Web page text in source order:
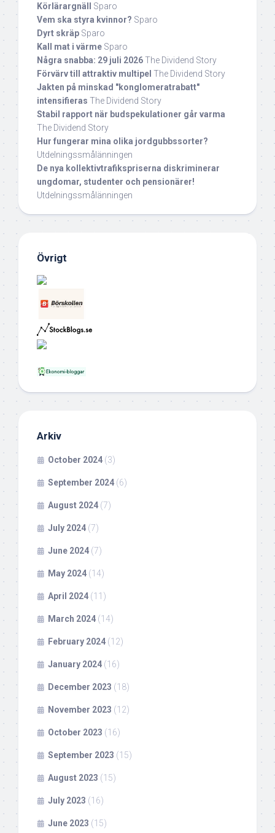
Körlärargnäll
Sparo
Vem ska styra kvinnor? Sparo
Dyrt skräp Sparo
Kall mat i värme Sparo
Några snabba: 29 juli 2026The Dividend Story
Förvärv till attraktiv multipel The Dividend Story
Jakten på minskad "konglomeratrabatt"
intensifieras The Dividend Story
Stabil rapport när budspekulationer går varma
The Dividend Story
Hur fungerar mina olika jordgubbssorter?
Utdelningssmålänningen
De nya kollektivtrafikspriserna diskriminerar
ungdomar, studenter och pensionärer!
Utdelningssmålänningen
Övrigt
Arkiv
October 2024 (3)
September 2024 (6)
August 2024 (7)
July 2024 (7)
June 2024 (7)
May 2024 (14)
April 2024 (11)
March 2024 (14)
February 2024 (12)
January 2024 (16)
December 2023 (18)
November 2023 (12)
October 2023 (16)
September 2023 (15)
August 2023 (15)
July 2023 (16)
June 2023 (15)